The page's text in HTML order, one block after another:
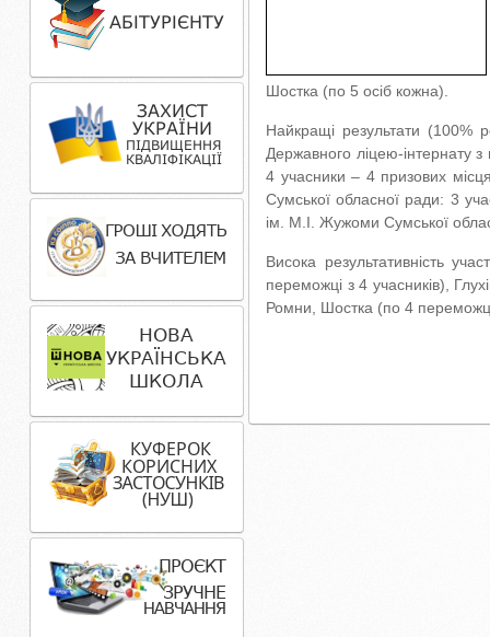
Шостка (по 5 осіб кожна).
Найкращі результати (100%
Державного ліцею-інтернату
4 учасники – 4 призових
Сумської обласної ради: 3
ім. М.І. Жужоми Сумської
Висока результативність
переможці з 4 учасників),
Ромни, Шостка (по 4